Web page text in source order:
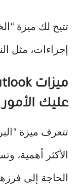
تتيح لك ميزة
إجراءات، مثل
عليك الأمور
تتعرف ميزة
الأكثر أهمية،
الحاجة إلى